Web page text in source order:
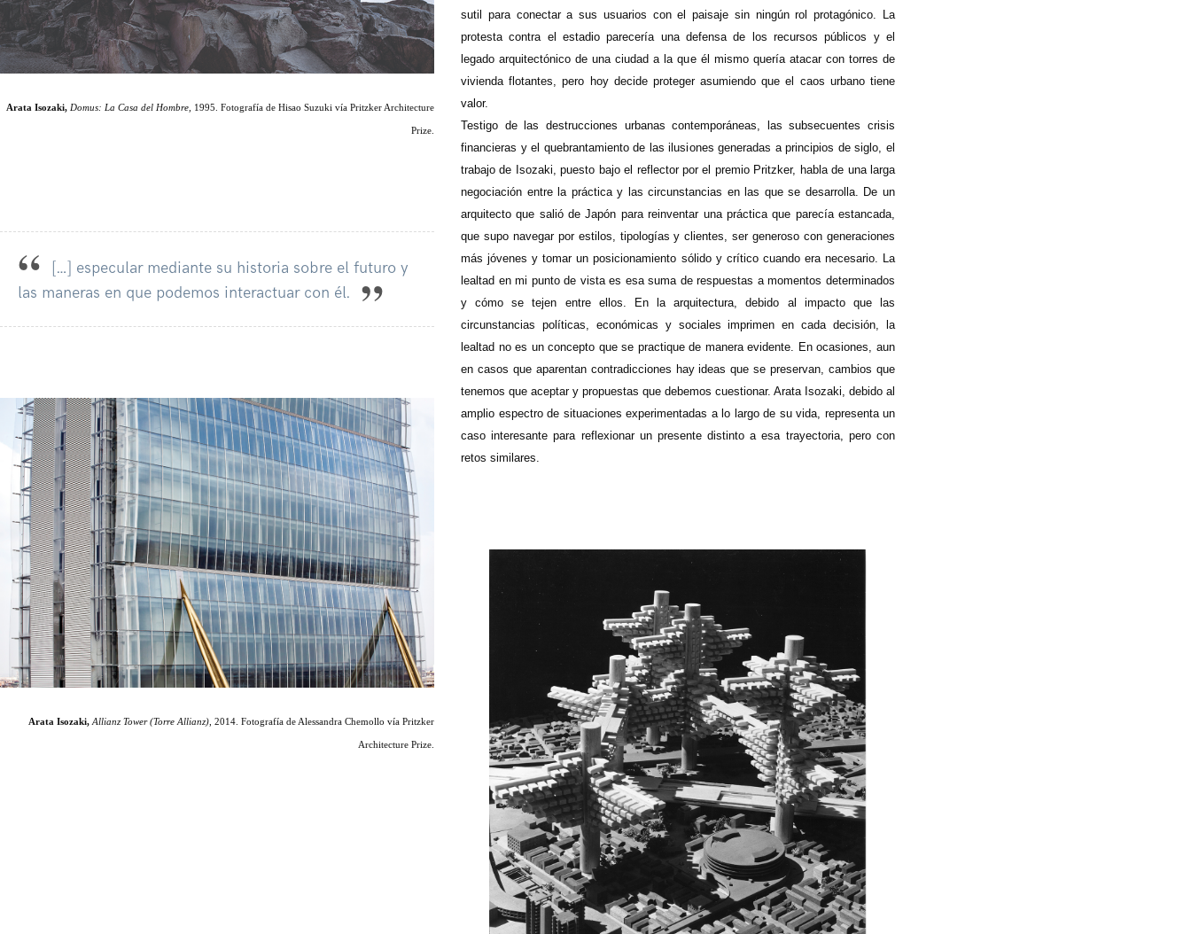
Arata Isozaki, Domus: La Casa del Hombre, 1995. Fotografía de Hisao Suzuki vía Pritzker Architecture
Prize.
[…] especular mediante su historia sobre el futuro y
las maneras en que podemos interactuar con él.
Arata Isozaki, Allianz Tower (Torre Allianz) , 2014. Fotografía de Alessandra Chemollo vía Pritzker
Architecture Prize.
sutil para conectar a sus usuarios con el paisaje sin ningún rol protagónico. La
protesta contra el estadio parecería una defensa de los recursos públicos y el
legado arquitectónico de una ciudad a la que él mismo quería atacar con torres de
vivienda flotantes, pero hoy decide proteger asumiendo que el caos urbano tiene
valor.
Testigo de las destrucciones urbanas contemporáneas, las subsecuentes crisis
financieras y el quebrantamiento de las ilusiones generadas a principios de siglo, el
trabajo de Isozaki, puesto bajo el reflector por el premio Pritzker, habla de una larga
negociación entre la práctica y las circunstancias en las que se desarrolla. De un
arquitecto que salió de Japón para reinventar una práctica que parecía estancada,
que supo navegar por estilos, tipologías y clientes, ser generoso con generaciones
más jóvenes y tomar un posicionamiento sólido y crítico cuando era necesario. La
lealtad en mi punto de vista es esa suma de respuestas a momentos determinados
y cómo se tejen entre ellos. En la arquitectura, debido al impacto que las
circunstancias políticas, económicas y sociales imprimen en cada decisión, la
lealtad no es un concepto que se practique de manera evidente. En ocasiones, aun
en casos que aparentan contradicciones hay ideas que se preservan, cambios que
tenemos que aceptar y propuestas que debemos cuestionar. Arata Isozaki, debido al
amplio espectro de situaciones experimentadas a lo largo de su vida, representa un
caso interesante para reflexionar un presente distinto a esa trayectoria, pero con
retos similares.